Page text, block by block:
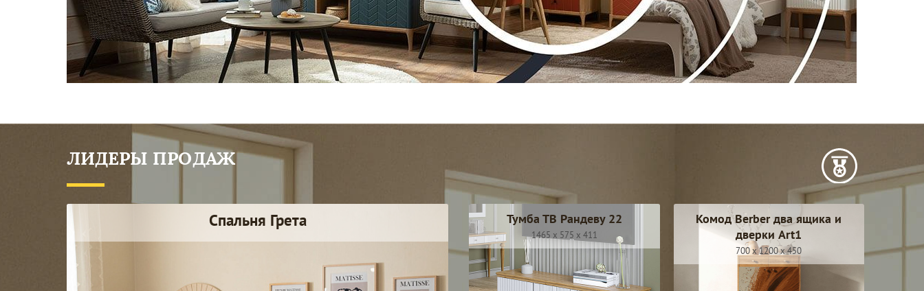
ЛИДЕРЫ ПРОДАЖ
Спальня Грета Тумба ТВ Рандеву 22
1465 x 575 x 411
Комод Berber два ящика и
дверки Art1
700 x 1200 x 450